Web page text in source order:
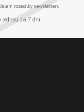
rozesílky newsletteru.
jednou za 7 dní.